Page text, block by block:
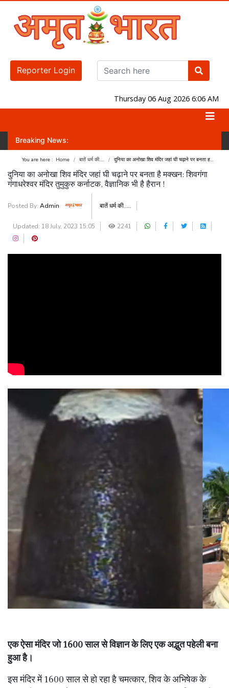
Reporter Login
Thursday 06 Aug 2026 6:06 AM
Breaking News:
जानिए लोकसभा-राज्यसभा का नंबर गेम! जंतर-मंतर पर होगा प्रदर्शन! वक्फ
You are here : Home बातें धर्म की..... दुनिया का अनोखा शिव मंदिर जहां घी चढ़ाने पर बनता ह...
दुनिया का अनोखा शिव मंदिर जहां घी चढ़ाने पर बनता है मक्खन: शिवगंगा
गंगाधरेश्वर मंदिर तुमुकुरु कर्नाटक, वैज्ञानिक भी है हैरान !
Posted By: Admin बातें धर्म की.....
Updated: 18 July, 2023 15:05 2241
एक ऐसा मंदिर जो 1600 साल से विज्ञान के लिए एक अद्भुत पहेली बना
हुआ है।
इस मंदिर में 1600 साल से हो रहा है चमत्कार, शिव के अभिषेक के